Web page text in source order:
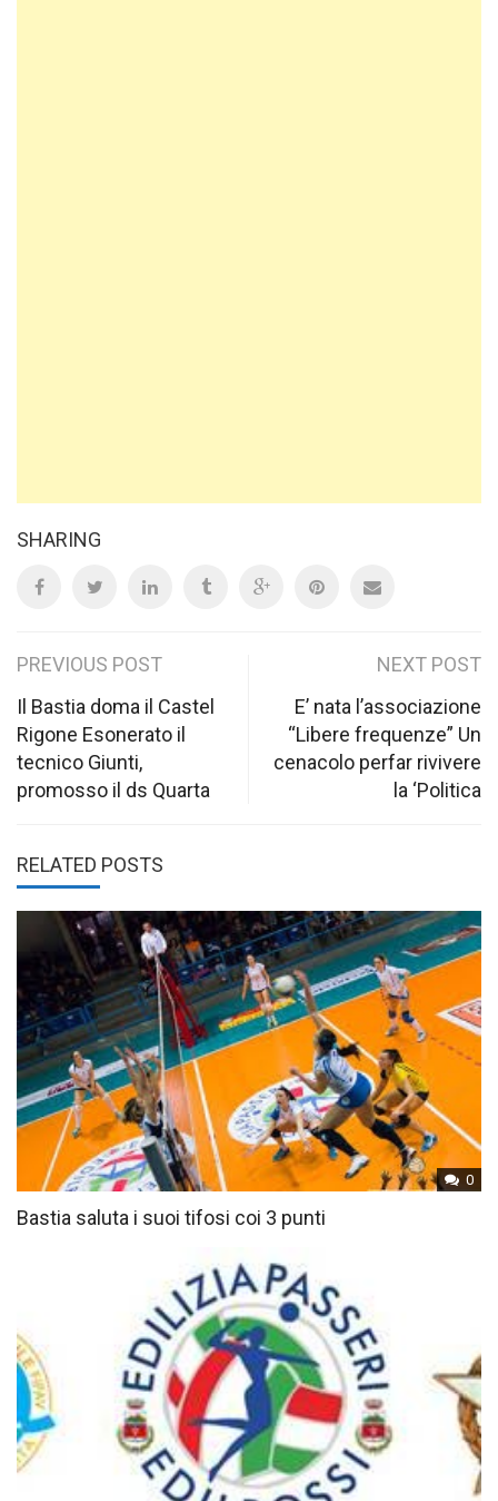
SHARING
Post
navigation
PREVIOUS POST
Il Bastia doma il Castel
Rigone Esonerato il
tecnico Giunti,
promosso il ds Quarta
NEXT POST
E’ nata l’associazione
“Libere frequenze” Un
cenacolo perfar rivivere
la ‘Politica
RELATED POSTS
0
Bastia saluta i suoi tifosi coi 3 punti